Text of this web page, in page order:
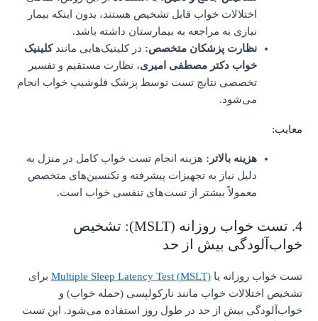
اختلالات خواب قابل تشخیص هستند، بدون اینکه بیمار
نیازی به مراجعه به بیمارستان داشته باشد.
نظارت پزشکان متخصص:در کلینیک‌هایی مانندکلینیک
خواب دکتر مصطفی امیری، نظارت مستقیم و تفسیر
تخصصی نتایج تست توسط پزشک فلوشیپ خواب انجام
می‌شود.
معایب:
هزینه بالاتر:هزینه انجام تست خواب کامل در منزل به
دلیل نیاز به تجهیزات پیشرفته و تکنسین‌های متخصص
معمولاً بیشتر از تست‌های تنفسی خواب است.
4. تست خواب روزانه (MSLT): تشخیص
خواب‌آلودگی بیش از حد
تست خواب روزانه یاMultiple Sleep Latency Test (MSLT)برای
تشخیص اختلالات خواب مانند نارکولپسی (حمله خواب) و
خواب‌آلودگی بیش از حد در طول روز استفاده می‌شود. این تست